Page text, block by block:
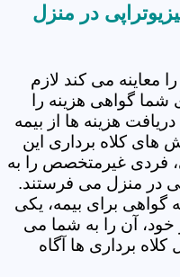
در منزل
معاینه می کند لازم
شما گواهی هزینه را
هزینه ها از بیمه
های کلاه برداری این
فردی غیرمتخصص را به
در منزل می فرستند.
گواهی برای بیمه، یکی
خود، آن را به شما می
برداری ها آگاه